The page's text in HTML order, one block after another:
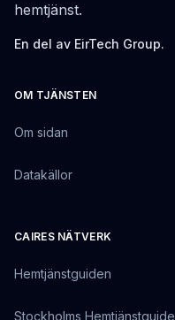
hemtjänst.
En del av EirTech Group.
OM TJÄNSTEN
Om sidan
Datakällor
CAIRES NÄTVERK
Hemtjänstguiden
Stockholms Hemtjänstguide